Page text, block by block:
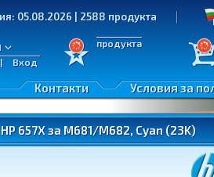
| 2588 продукта
Вход
продукта
Условия за
Контакти
657X за M681/M682, Cyan (23K)